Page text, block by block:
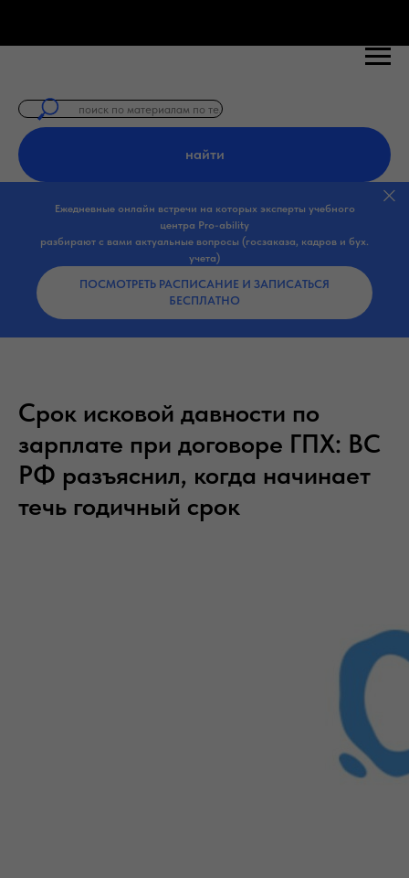
найти
Ежедневные онлайн встречи на которых эксперты учебного
центра Pro-ability
разбирают с вами актуальные вопросы (госзаказа, кадров и бух.
учета)
ПОСМОТРЕТЬ РАСПИСАНИЕ И ЗАПИСАТЬСЯ
БЕСПЛАТНО
Срок исковой давности по
зарплате при договоре ГПХ: ВС
РФ разъяснил, когда начинает
течь годичный срок